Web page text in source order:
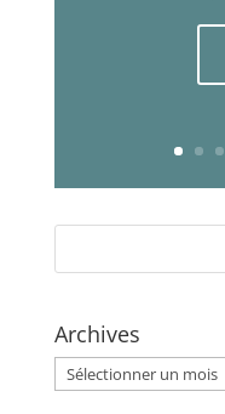
Archives
Archives